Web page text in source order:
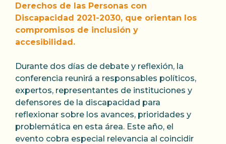
Derechos de las Personas con
Discapacidad 2021-2030, que orientan los
compromisos de inclusión y
accesibilidad.
Durante dos días de debate y reflexión, la
conferencia reunirá a responsables políticos,
expertos, representantes de instituciones y
defensores de la discapacidad para
reflexionar sobre los avances, prioridades y
problemática en esta área. Este año, el
evento cobra especial relevancia al coincidir